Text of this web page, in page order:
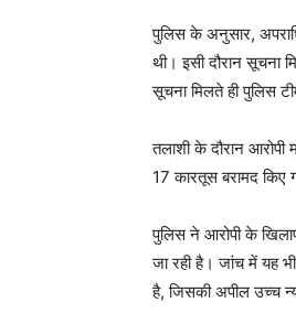
पुलिस के अनुसार,
थी। इसी दौरान सूचना
सूचना मिलते ही पुलिस
तलाशी के दौरान
17 कारतूस बरामद किए
पुलिस ने आरोपी के
जा रही है। जांच में यह
है, जिसकी अपील उच्च